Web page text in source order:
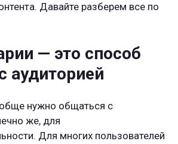
Давайте разберем все по
— это способ
аудиторией
нужно общаться с
же, для
Для многих пользователей